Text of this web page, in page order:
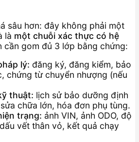
sâu hơn: đây không phải một
là một chuỗi xác thực có hệ
cần gom đủ 3 lớp bằng chứng:
lý: đăng ký, đăng kiểm, bảo
chứng từ chuyển nhượng (nếu
thuật: lịch sử bảo dưỡng định
chữa lớn, hóa đơn phụ tùng.
trạng: ảnh VIN, ảnh ODO, độ
vết thân vỏ, kết quả chạy